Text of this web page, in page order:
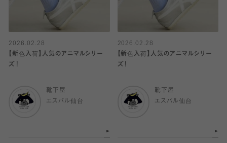
2026.02.28
【新色入荷】人気のアニマルシリー
ズ！
靴下屋
エスパル仙台
2026.02.28
【新色入荷】人気のアニマルシリー
ズ！
靴下屋
エスパル仙台